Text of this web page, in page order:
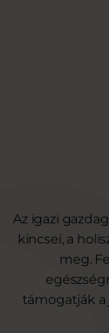
Az igazi
kincsei, a
meg.
támogatják